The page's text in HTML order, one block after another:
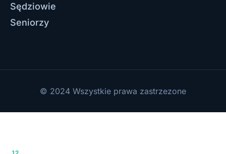
Sędziowie
Seniorzy
© 2024 Wszystkie prawa zastrzezone